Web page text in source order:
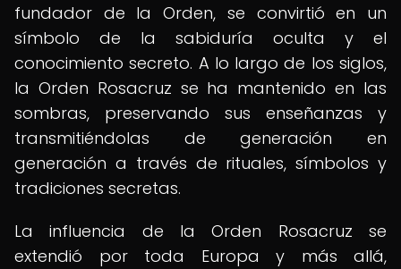
fundador de la Orden, se convirtió en un
símbolo de la sabiduría oculta y el
conocimiento secreto. A lo largo de los siglos,
la Orden Rosacruz se ha mantenido en las
sombras, preservando sus enseñanzas y
transmitiéndolas de generación en
generación a través de rituales, símbolos y
tradiciones secretas.
La influencia de la Orden Rosacruz se
extendió por toda Europa y más allá,